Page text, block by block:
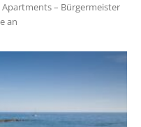
– Bürgermeister
an